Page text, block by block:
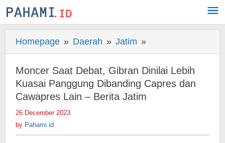
Skip
to
Homepage » Daerah » Jatim »
Saat
Debat,
Gibran
Panggung
Moncer Saat Debat, Gibran Dinilai Lebih
Kuasai Panggung Dibanding Capres dan
Cawapres Lain – Berita Jatim
26 December 2023
by Pahami.id